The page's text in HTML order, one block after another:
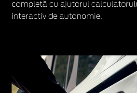
completă cu ajutorul
interactiv de autonomie.